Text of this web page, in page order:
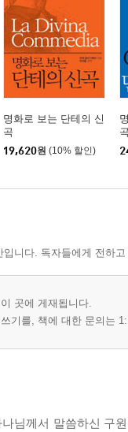
명화로 보는 단테의 신
곡
19,620원 (10% 할인)
니다. 독자들에게 전하
곳에 게재됩니다.
기를, 책에 대한 문의는
님께서 말씀하신 구